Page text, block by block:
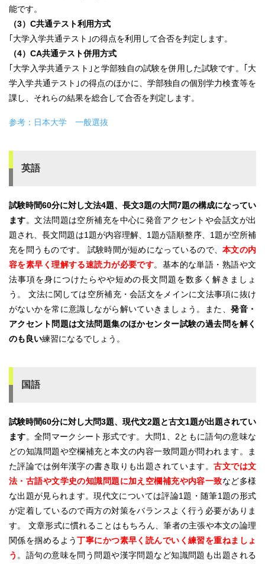
能です。
（3）C共通テスト利用方式
｢大学入学共通テスト｣の得点を利用して合否を判定します。
（4）CA共通テスト併用方式
｢大学入学共通テスト｣と学部独自の試験を併用した試験です。｢大
学入学共通テスト｣の得点のほかに、学部独自の個別学力検査等を
課し、それらの結果を総合して合否を判定します。
参考：日本大学 一般選抜
英語
試験時間60分に対し文法4題、長文3題の大問7題の構成になってい
ます。文法問題は空所補充を中心に発音アクセントや会話文が出
題され、長文問題は1題が内容理解、1題が語順整序、1題が空所補
充を問うものです。 試験時間が短めになっているので、本文の内
容を素早く理解する速読力が必要です。基本的な単語・熟語や文
法事項を身につけたらやや短めの長文問題を数多く解きましょ
う。 文法に関しては空所補充・会話文をメインに文法事項に抜け
がないかを常に意識しながら解いていきましょう。また、発音・
アクセント問題は文法問題集のほかセンター試験の過去問を解く
のも良い練習になるでしょう。
国語
試験時間60分に対し大問3題、現代文2題と古文1題が出題されてい
ます。全問マークシート形式です。大問1、2ともに語句の意味な
どの知識問題や空欄補充と本文の内容一致問題が問われます。ま
た評論では例年漢字の書き取りも出題されています。古文では文
法・古語や文学史の知識問題に加え空欄補充や内容一致など多様
な出題が見られます。現代文については評論1題・随筆1題の形式
が定着しているので両方の対策をバランスよく行う必要がありま
す。 文章形式に慣れることはもちろん、筆者の主張や本文の論理
関係を掴めるよう丁寧にかつ素早く読んでいく練習を重ねましょ
う 。語句の意味を問う問題や漢字問題など知識問題も出題される